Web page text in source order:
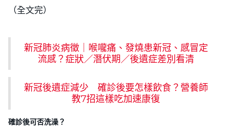
（全文完）
新冠肺炎病徵｜喉嚨痛、發燒患新冠、感冒定
流感？症狀／潛伏期／後遺症差別看清
新冠後遺症減少 確診後要怎樣飲食？營養師
教7招這樣吃加速康復
確診後可否洗澡？